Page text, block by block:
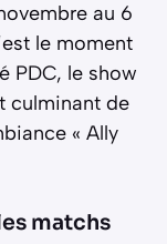
au 6
le moment
PDC, le show
culminant de
« Ally
matchs